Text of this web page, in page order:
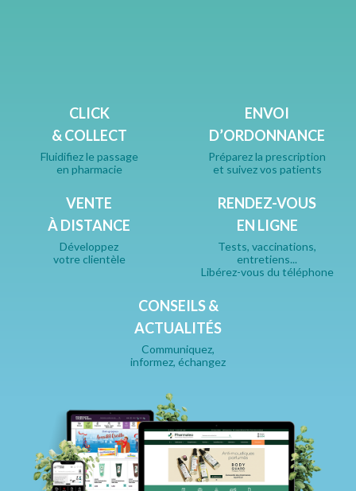
CLICK
& COLLECT
Fluidifiez le passage
en pharmacie
ENVOI
D’ORDONNANCE
Préparez la prescription
et suivez vos patients
VENTE
À DISTANCE
Développez
votre clientèle
RENDEZ-VOUS
EN LIGNE
Tests, vaccinations,
entretiens...
Libérez-vous du téléphone
CONSEILS &
ACTUALITÉS
Communiquez,
informez, échangez